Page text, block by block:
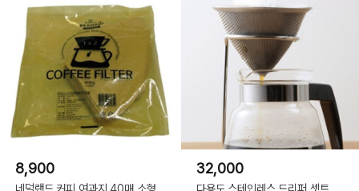
8,900
네덜랜드 커피 여과지 40매 소형
32,000
다용도 스테인레스 드리퍼 셋트